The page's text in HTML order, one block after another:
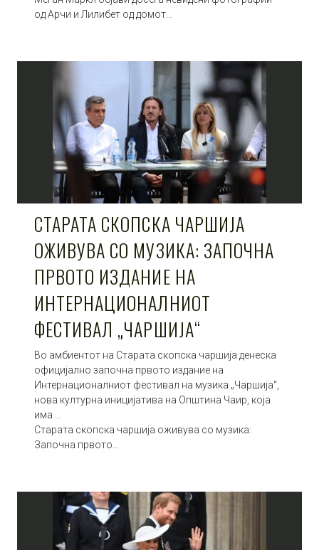
од Арчи и Лилибет од домот…
СТАРАТА СКОПСКА ЧАРШИЈА
ОЖИВУВА СО МУЗИКА: ЗАПОЧНА
ПРВОТО ИЗДАНИЕ НА
ИНТЕРНАЦИОНАЛНИОТ
ФЕСТИВАЛ „ЧАРШИЈА“
Во амбиентот на Старата скопска чаршија денеска
официјално започна првото издание на
Интернационалниот фестивал на музика „Чаршија“,
нова културна иницијатива на Општина Чаир, која
има …
Старата скопска чаршија оживува со музика:
Започна првото…